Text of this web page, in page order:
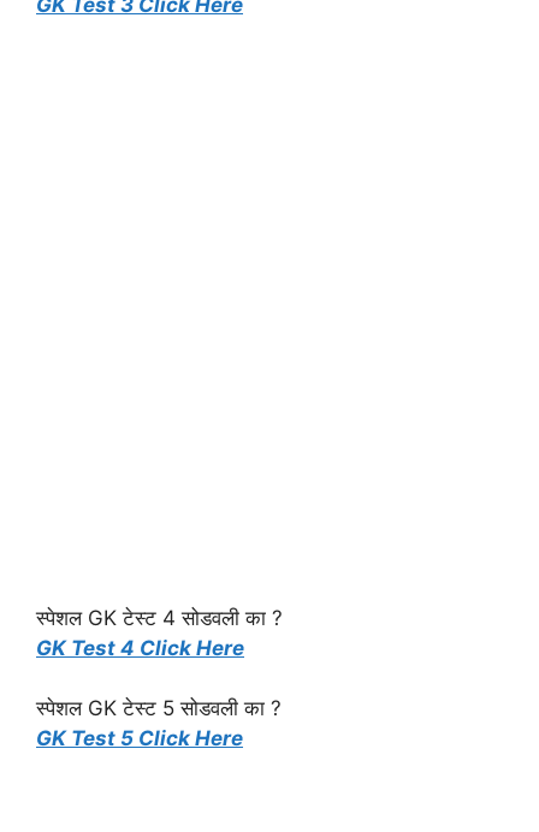
GK Test 3 Click Here
स्पेशल GK टेस्ट 4 सोडवली का ?
GK Test 4 Click Here
स्पेशल GK टेस्ट 5 सोडवली का ?
GK Test 5 Click Here